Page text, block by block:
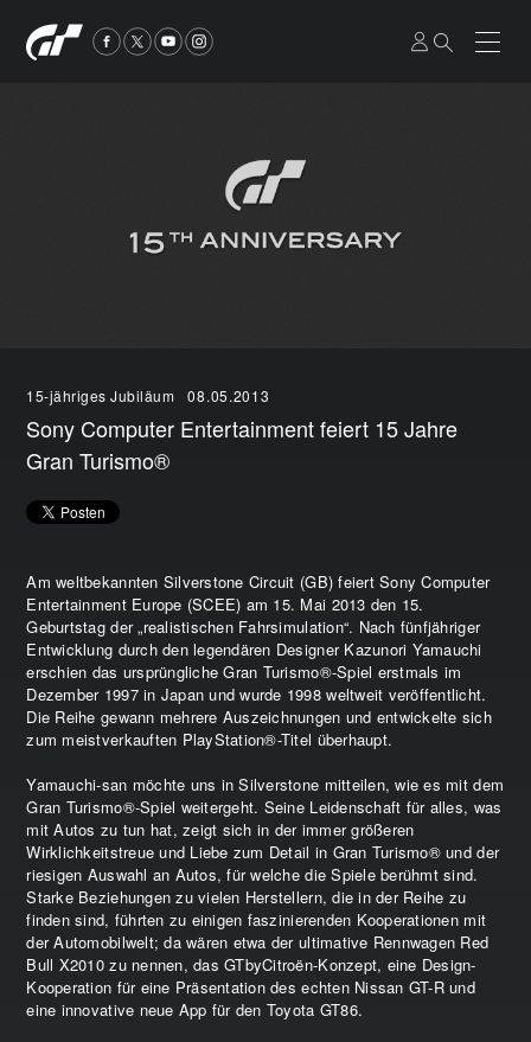
15-jähriges Jubiläum 08.05.2013
Sony Computer Entertainment feiert 15 Jahre
Gran Turismo®
Am weltbekannten Silverstone Circuit (GB) feiert Sony Computer
Entertainment Europe (SCEE) am 15. Mai 2013 den 15.
Geburtstag der „realistischen Fahrsimulation“. Nach fünfjähriger
Entwicklung durch den legendären Designer Kazunori Yamauchi
erschien das ursprüngliche Gran Turismo®-Spiel erstmals im
Dezember 1997 in Japan und wurde 1998 weltweit veröffentlicht.
Die Reihe gewann mehrere Auszeichnungen und entwickelte sich
zum meistverkauften PlayStation®-Titel überhaupt.
Yamauchi-san möchte uns in Silverstone mitteilen, wie es mit dem
Gran Turismo®-Spiel weitergeht. Seine Leidenschaft für alles, was
mit Autos zu tun hat, zeigt sich in der immer größeren
Wirklichkeitstreue und Liebe zum Detail in Gran Turismo® und der
riesigen Auswahl an Autos, für welche die Spiele berühmt sind.
Starke Beziehungen zu vielen Herstellern, die in der Reihe zu
finden sind, führten zu einigen faszinierenden Kooperationen mit
der Automobilwelt; da wären etwa der ultimative Rennwagen Red
Bull X2010 zu nennen, das GTbyCitroën-Konzept, eine Design-
Kooperation für eine Präsentation des echten Nissan GT-R und
eine innovative neue App für den Toyota GT86.